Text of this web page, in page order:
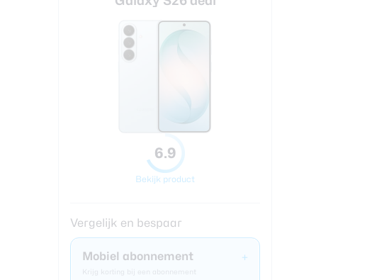
6.9
Bekijk product
Vergelijk en bespaar
Mobiel abonnement +